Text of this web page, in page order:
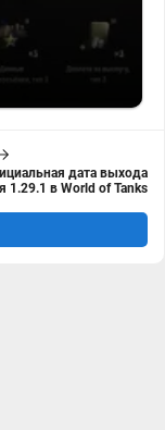
дата выхода
1.29.1 в World of Tanks